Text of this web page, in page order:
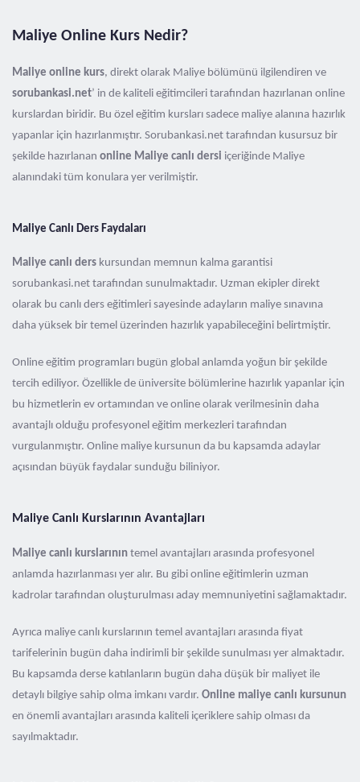
Maliye Online Kurs Nedir?
Maliye online kurs, direkt olarak Maliye bölümünü ilgilendiren ve
sorubankasi.net’ in de kaliteli eğitimcileri tarafından hazırlanan online
kurslardan biridir. Bu özel eğitim kursları sadece maliye alanına hazırlık
yapanlar için hazırlanmıştır. Sorubankasi.net tarafından kusursuz bir
şekilde hazırlanan online Maliye canlı dersi içeriğinde Maliye
alanındaki tüm konulara yer verilmiştir.
Maliye Canlı Ders Faydaları
Maliye canlı ders kursundan memnun kalma garantisi
sorubankasi.net tarafından sunulmaktadır. Uzman ekipler direkt
olarak bu canlı ders eğitimleri sayesinde adayların maliye sınavına
daha yüksek bir temel üzerinden hazırlık yapabileceğini belirtmiştir.
Online eğitim programları bugün global anlamda yoğun bir şekilde
tercih ediliyor. Özellikle de üniversite bölümlerine hazırlık yapanlar için
bu hizmetlerin ev ortamından ve online olarak verilmesinin daha
avantajlı olduğu profesyonel eğitim merkezleri tarafından
vurgulanmıştır. Online maliye kursunun da bu kapsamda adaylar
açısından büyük faydalar sunduğu biliniyor.
Maliye Canlı Kurslarının Avantajları
Maliye canlı kurslarının temel avantajları arasında profesyonel
anlamda hazırlanması yer alır. Bu gibi online eğitimlerin uzman
kadrolar tarafından oluşturulması aday memnuniyetini sağlamaktadır.
Ayrıca maliye canlı kurslarının temel avantajları arasında fiyat
tarifelerinin bugün daha indirimli bir şekilde sunulması yer almaktadır.
Bu kapsamda derse katılanların bugün daha düşük bir maliyet ile
detaylı bilgiye sahip olma imkanı vardır. Online maliye canlı kursunun
en önemli avantajları arasında kaliteli içeriklere sahip olması da
sayılmaktadır.